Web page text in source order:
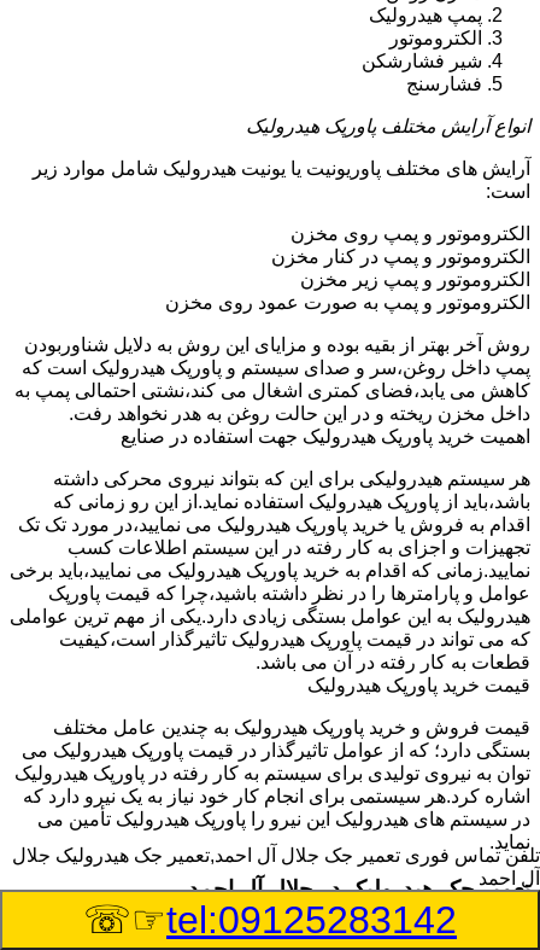
پمپ هیدرولیک
الکتروموتور
شیر فشارشکن
فشارسنج
انواع آرایش مختلف پاورپک هیدرولیک
آرایش های مختلف پاوریونیت یا یونیت هیدرولیک شامل موارد زیر
است:
الکتروموتور و پمپ روی مخزن
الکتروموتور و پمپ در کنار مخزن
الکتروموتور و پمپ زیر مخزن
الکتروموتور و پمپ به صورت عمود روی مخزن
روش آخر بهتر از بقیه بوده و مزایای این روش به دلایل شناوربودن
پمپ داخل روغن،سر و صدای سیستم و پاورپک هیدرولیک است که
کاهش می یابد،فضای کمتری اشغال می کند،نشتی احتمالی پمپ به
داخل مخزن ریخته و در این حالت روغن به هدر نخواهد رفت.
اهمیت خرید پاورپک هیدرولیک جهت استفاده در صنایع
هر سیستم هیدرولیکی برای این که بتواند نیروی محرکی داشته
باشد،باید از پاورپک هیدرولیک استفاده نماید.از این رو زمانی که
اقدام به فروش یا خرید پاورپک هیدرولیک می نمایید،در مورد تک تک
تجهیزات و اجزای به کار رفته در این سیستم اطلاعات کسب
نمایید.زمانی که اقدام به خرید پاورپک هیدرولیک می نمایید،باید برخی
عوامل و پارامترها را در نظر داشته باشید،چرا که قیمت پاورپک
هیدرولیک به این عوامل بستگی زیادی دارد.یکی از مهم ترین عواملی
که می تواند در قیمت پاورپک هیدرولیک تاثیرگذار است،کیفیت
قطعات به کار رفته در آن می باشد.
قیمت خرید پاورپک هیدرولیک
قیمت فروش و خرید پاورپک هیدرولیک به چندین عامل مختلف
بستگی دارد؛ که از عوامل تاثیرگذار در قیمت پاورپک هیدرولیک می
توان به نیروی تولیدی برای سیستم به کار رفته در پاورپک هیدرولیک
اشاره کرد.هر سیستمی برای انجام کار خود نیاز به یک نیرو دارد که
در سیستم های هیدرولیک این نیرو را پاورپک هیدرولیک تأمین می
نماید.
تعمیر جک هیدرولیک در جلال آل احمد
وسیله‎ای که با عملکرد خود موجب بلند شدن اهرم و یا وزن سنگین
تلفن تماس فوری تعمیر جک جلال آل احمد,تعمیر جک هیدرولیک جلال
آل احمد
tel:09125283142
☞☏